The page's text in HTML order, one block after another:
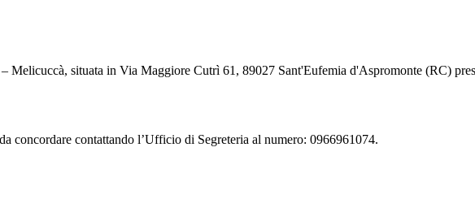
Melicuccà, situata in Via Maggiore Cutrì 61, 89027 Sant'Eufemia d'Aspromonte (RC)
concordare contattando l’Ufficio di Segreteria al numero: 0966961074.